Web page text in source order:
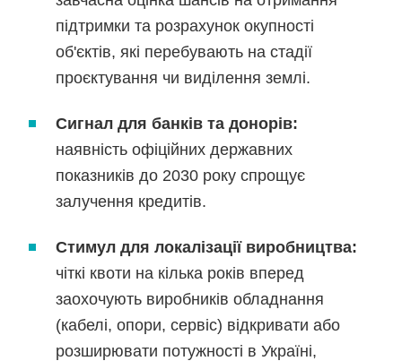
підтримки та розрахунок окупності
об'єктів, які перебувають на стадії
проєктування чи виділення землі.
Сигнал для банків та донорів:
наявність офіційних державних
показників до 2030 року спрощує
залучення кредитів.
Стимул для локалізації виробництва:
чіткі квоти на кілька років вперед
заохочують виробників обладнання
(кабелі, опори, сервіс) відкривати або
розширювати потужності в Україні,